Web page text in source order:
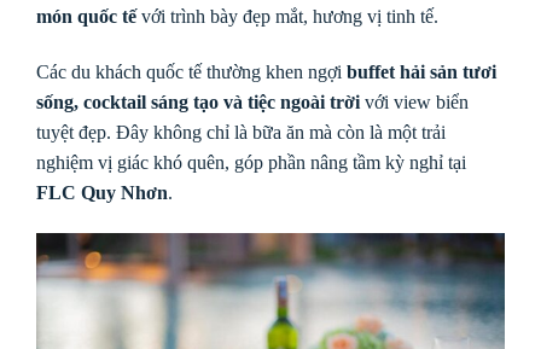
món quốc tếvới trình bày đẹp mắt, hương vị tinh tế.
Các du khách quốc tế thường khen ngợi buffet hải sản tươi
sống, cocktail sáng tạo và tiệc ngoài trời với view biển
tuyệt đẹp. Đây không chỉ là bữa ăn mà còn là một trải
nghiệm vị giác khó quên, góp phần nâng tầm kỳ nghỉ tại
FLC Quy Nhơn.